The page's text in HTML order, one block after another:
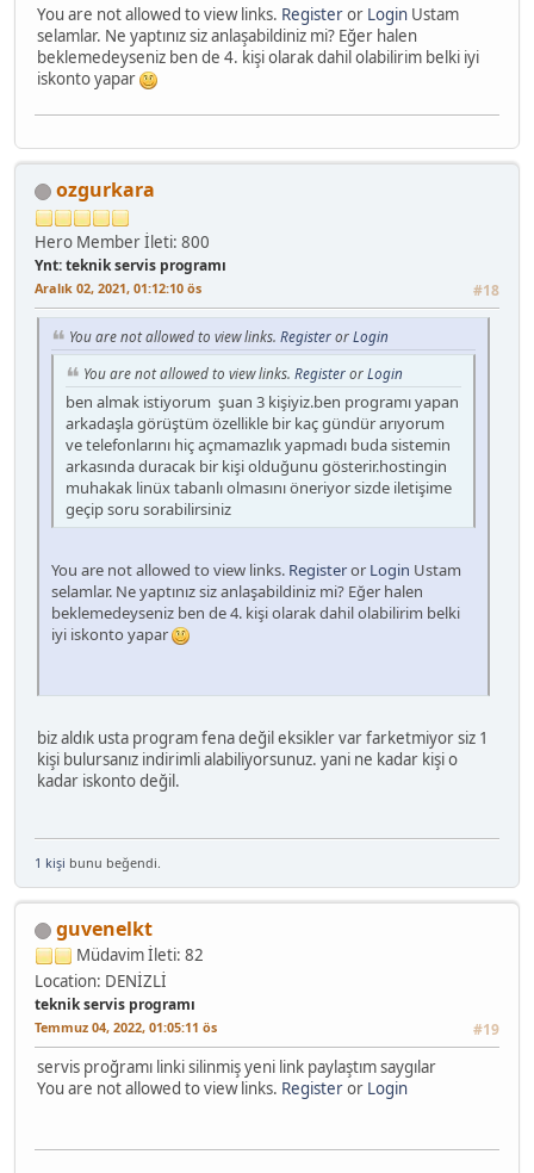
You are not allowed to view links. Registeror Login Ustam
selamlar. Ne yaptınız siz anlaşabildiniz mi? Eğer halen
beklemedeyseniz ben de 4. kişi olarak dahil olabilirim belki iyi
iskonto yapar
ozgurkara
Hero Memberİleti: 800
Ynt: teknik servis programı
Aralık 02, 2021, 01:12:10 ös #18
You are not allowed to view links. RegisterorLogin
You are not allowed to view links. RegisterorLogin
ben almak istiyorum şuan 3 kişiyiz.ben programı yapan
arkadaşla görüştüm özellikle bir kaç gündür arıyorum
ve telefonlarını hiç açmamazlık yapmadı buda sistemin
arkasında duracak bir kişi olduğunu gösterir.hostingin
muhakak linüx tabanlı olmasını öneriyor sizde iletişime
geçip soru sorabilirsiniz
You are not allowed to view links. Registeror Login Ustam
selamlar. Ne yaptınız siz anlaşabildiniz mi? Eğer halen
beklemedeyseniz ben de 4. kişi olarak dahil olabilirim belki
iyi iskonto yapar
biz aldık usta program fena değil eksikler var farketmiyor siz 1
kişi bulursanız indirimli alabiliyorsunuz. yani ne kadar kişi o
kadar iskonto değil.
1 kişi bunu beğendi.
guvenelkt
Müdavimİleti: 82
Location: DENİZLİ
teknik servis programı
Temmuz 04, 2022, 01:05:11 ös #19
servis proğramı linki silinmiş yeni link paylaştım saygılar
You are not allowed to view links. Registeror Login